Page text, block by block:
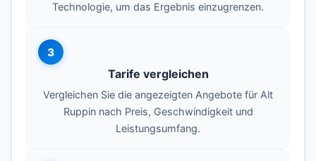
Technologie, um das Ergebnis einzugrenzen.
3
Tarife vergleichen
Vergleichen Sie die angezeigten Angebote für Alt
Ruppin nach Preis, Geschwindigkeit und
Leistungsumfang.